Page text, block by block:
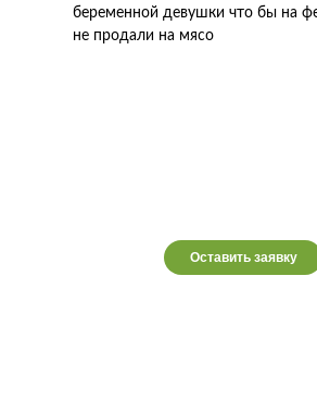
беременной девушки что бы на
не продали на мясо
Оставить заявку